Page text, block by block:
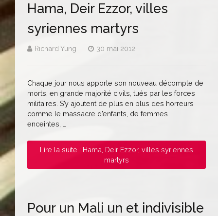
Hama, Deir Ezzor, villes
syriennes martyrs
Richard Yung 30 mai 2012
Chaque jour nous apporte son nouveau décompte de
morts, en grande majorité civils, tués par les forces
militaires. S’y ajoutent de plus en plus des horreurs
comme le massacre d’enfants, de femmes
enceintes, …
Lire la suite : Hama, Deir Ezzor, villes syriennes
martyrs
Pour un Mali un et indivisible